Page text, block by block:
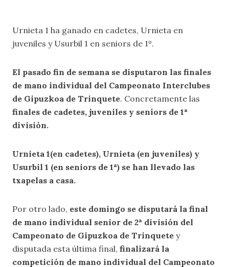
Urnieta 1 ha ganado en cadetes, Urnieta en
juveniles y Usurbil 1 en seniors de 1º.
El pasado fin de semana se disputaron las finales
de mano individual del Campeonato Interclubes
de Gipuzkoa de Trinquete. Concretamente las
finales de cadetes, juveniles y seniors de 1ª
división.
Urnieta 1(en cadetes), Urnieta (en juveniles) y
Usurbil 1 (en seniors de 1ª) se han llevado las
txapelas a casa.
Por otro lado, este domingo se disputará la final
de mano individual senior de 2ª división del
Campeonato de Gipuzkoa de Trinquete y
disputada esta última final, finalizará la
competición de mano individual del Campeonato